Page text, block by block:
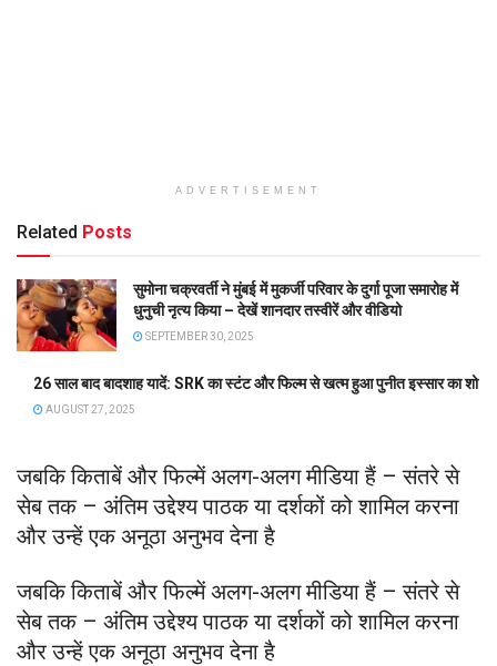
ADVERTISEMENT
Related Posts
सुमोना चक्रवर्ती ने मुंबई में मुकर्जी परिवार के दुर्गा पूजा समारोह में
धुनुची नृत्य किया – देखें शानदार तस्वीरें और वीडियो
SEPTEMBER 30, 2025
26 साल बाद बादशाह यादें: SRK का स्टंट और फिल्म से खत्म हुआ पुनीत इस्सार का शो
AUGUST 27, 2025
जबकि किताबें और फिल्में अलग-अलग मीडिया हैं – संतरे से
सेब तक – अंतिम उद्देश्य पाठक या दर्शकों को शामिल करना
और उन्हें एक अनूठा अनुभव देना है
जबकि किताबें और फिल्में अलग-अलग मीडिया हैं – संतरे से
सेब तक – अंतिम उद्देश्य पाठक या दर्शकों को शामिल करना
और उन्हें एक अनूठा अनुभव देना है